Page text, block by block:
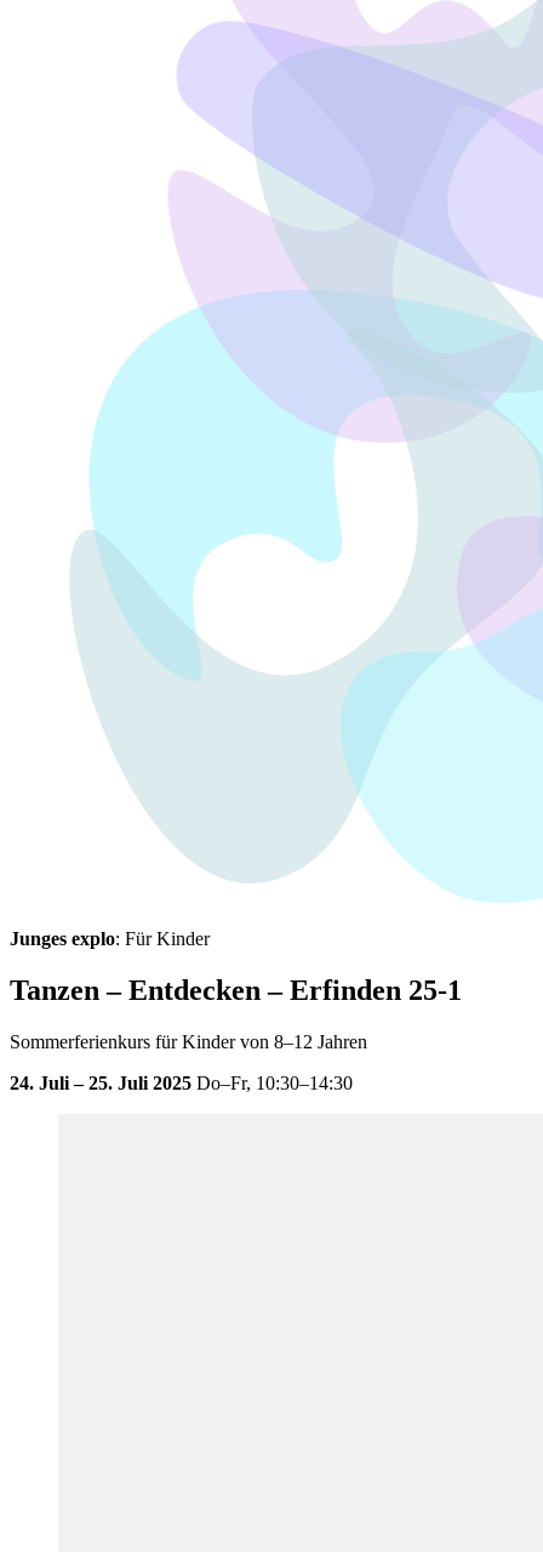
Junges explo: Für Kinder
Tanzen – Entdecken – Erfinden 25-1
Sommerferienkurs für Kinder von 8–12 Jahren
24. Juli – 25. Juli 2025 Do–Fr, 10:30–14:30